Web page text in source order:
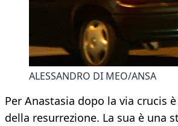
ALESSANDRO DI MEO/ANSA
Per Anastasia dopo la via crucis
della resurrezione. La sua è una